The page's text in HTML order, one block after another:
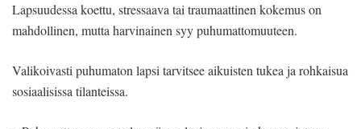
Lapsuudessa koettu, stressaava tai traumaattinen kokemus on
mahdollinen, mutta harvinainen syy puhumattomuuteen.
Valikoivasti puhumaton lapsi tarvitsee aikuisten tukea ja rohkaisua
sosiaalisissa tilanteissa.